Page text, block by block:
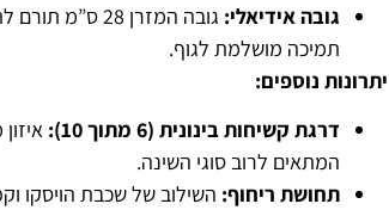
גובה אידיאלי:
גובה המזרן 28
תמיכה מושלמת לגוף.
יתרונות נוספים:
דרגת קשיחות בינונית (6 מתוך 10):
המתאים לרוב סוגי השינה.
תחושת ריחוף: השילוב של שכבת הויסקו